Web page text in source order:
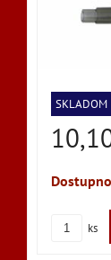
SKLADOM
ks